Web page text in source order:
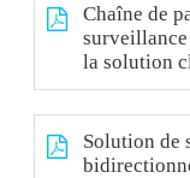
Chaîne de
la solution
Solution de